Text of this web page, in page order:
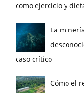
como ejercicio y
La
caso crítico
Cómo el